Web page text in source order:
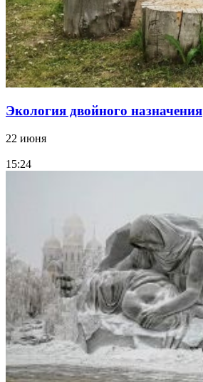
Экология двойного назначения
22 июня
15:24